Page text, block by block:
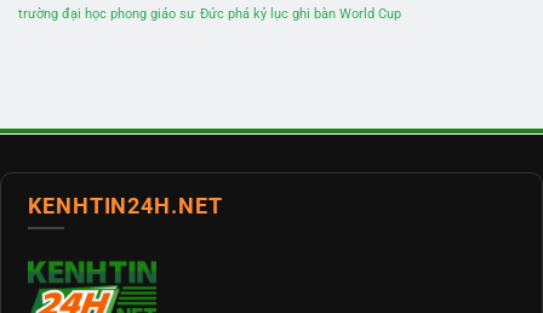
trường đại học phong giáo sư Đức phá kỷ lục ghi bàn World Cup
KENHTIN24H.NET